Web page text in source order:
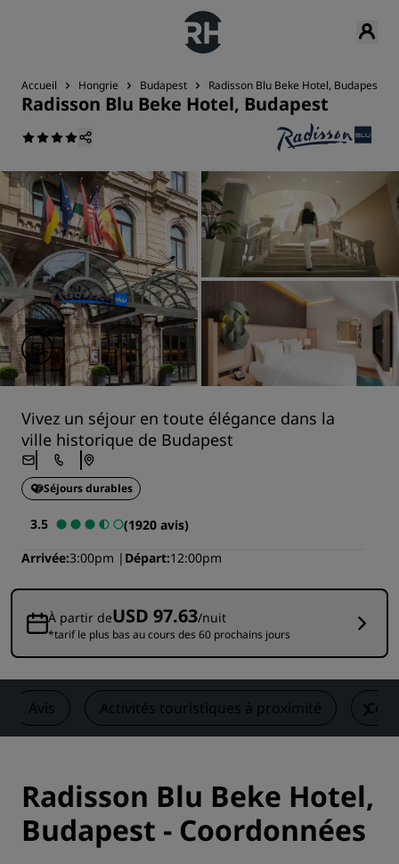
Accueil Hongrie Budapest Radisson Blu Beke Hotel, Budapest
Radisson Blu Beke Hotel, Budapest
Vivez un séjour en toute élégance dans la
ville historique de Budapest
Séjours durables
3.5
(1920 avis)
Arrivée 3:00pm Départ 12:00pm
À partir deUSD 97.63/nuit
*tarif le plus bas au cours des 60 prochains jours
Avis Activités touristiques à proximité
Radisson Blu Beke Hotel,
Budapest - Coordonnées